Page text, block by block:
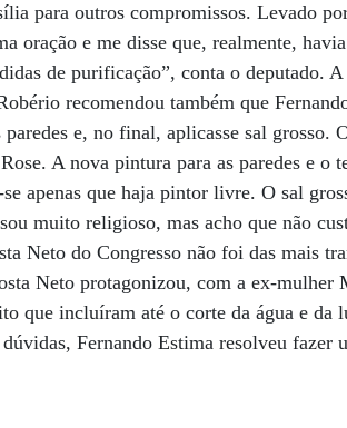
para outros compromissos. Levado
oração e me disse que, realmente,
de purificação”, conta o deputado.
recomendou também que
e, no final, aplicasse sal grosso.
A nova pintura para as paredes e o
apenas que haja pintor livre. O sal
muito religioso, mas acho que não
Neto do Congresso não foi das mais
Neto protagonizou, com a ex-mulher
que incluíram até o corte da água e da
Fernando Estima resolveu fazer